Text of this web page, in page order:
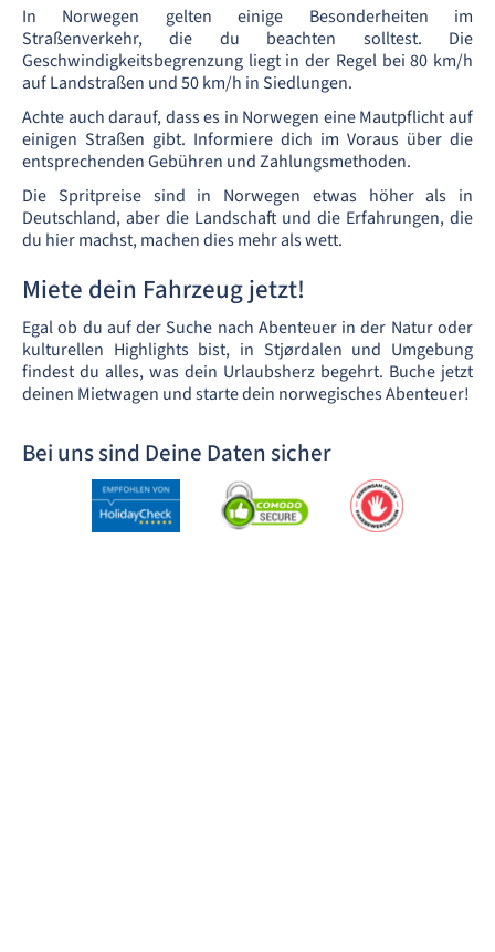
In Norwegen gelten einige Besonderheiten im
Straßenverkehr, die du beachten solltest. Die
Geschwindigkeitsbegrenzung liegt in der Regel bei 80 km/h
auf Landstraßen und 50 km/h in Siedlungen.
Achte auch darauf, dass es in Norwegen eine Mautpflicht auf
einigen Straßen gibt. Informiere dich im Voraus über die
entsprechenden Gebühren und Zahlungsmethoden.
Die Spritpreise sind in Norwegen etwas höher als in
Deutschland, aber die Landschaft und die Erfahrungen, die
du hier machst, machen dies mehr als wett.
Miete dein Fahrzeug jetzt!
Egal ob du auf der Suche nach Abenteuer in der Natur oder
kulturellen Highlights bist, in Stjørdalen und Umgebung
findest du alles, was dein Urlaubsherz begehrt. Buche jetzt
deinen Mietwagen und starte dein norwegisches Abenteuer!
Bei uns sind Deine Daten sicher